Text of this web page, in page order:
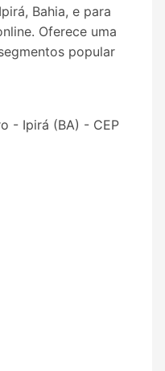
Bahia, e para
Oferece uma
popular
- Ipirá (BA) - CEP